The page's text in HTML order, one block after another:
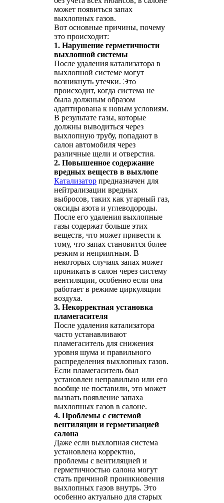
может появиться запах
выхлопных газов.
Вот основные причины, почему
это происходит:
1. Нарушение герметичности
выхлопной системы
После удаления катализатора в
выхлопной системе могут
возникнуть утечки. Это
происходит, когда система не
была должным образом
адаптирована к новым условиям.
В результате газы, которые
должны выводиться через
выхлопную трубу, попадают в
салон автомобиля через
различные щели и отверстия.
2. Повышенное содержание
вредных веществ в выхлопе
Катализатор предназначен для
нейтрализации вредных
выбросов, таких как угарный газ,
оксиды азота и углеводороды.
После его удаления выхлопные
газы содержат больше этих
веществ, что может привести к
тому, что запах становится более
резким и неприятным. В
некоторых случаях запах может
проникать в салон через систему
вентиляции, особенно если она
работает в режиме циркуляции
воздуха.
3. Некорректная установка
пламегасителя
После удаления катализатора
часто устанавливают
пламегаситель для снижения
уровня шума и правильного
распределения выхлопных газов.
Если пламегаситель был
установлен неправильно или его
вообще не поставили, это может
вызвать появление запаха
выхлопных газов в салоне.
4. Проблемы с системой
вентиляции и герметизацией
салона
Даже если выхлопная система
установлена корректно,
проблемы с вентиляцией и
герметичностью салона могут
стать причиной проникновения
выхлопных газов внутрь. Это
особенно актуально для старых